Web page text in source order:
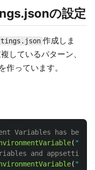
の設定
作成しま
しているパターン、
作っています。
Variables has been
(
and appsettings
(